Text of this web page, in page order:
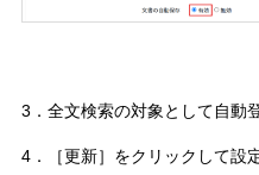
3．全文検索の対象として自動
4．［更新］をクリックして設